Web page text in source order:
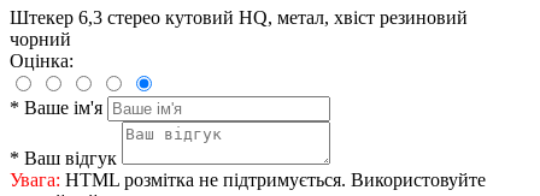
Штекер 6,3 стерео кутовий HQ, метал, хвіст резиновий
чорний
Оцінка:
* Ваше ім'я
* Ваш відгук
Увага: HTML розмітка не підтримується. Використовуйте